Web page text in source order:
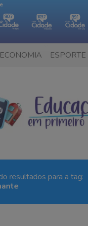
ECONOMIA ESPORTE
resultados para a tag: